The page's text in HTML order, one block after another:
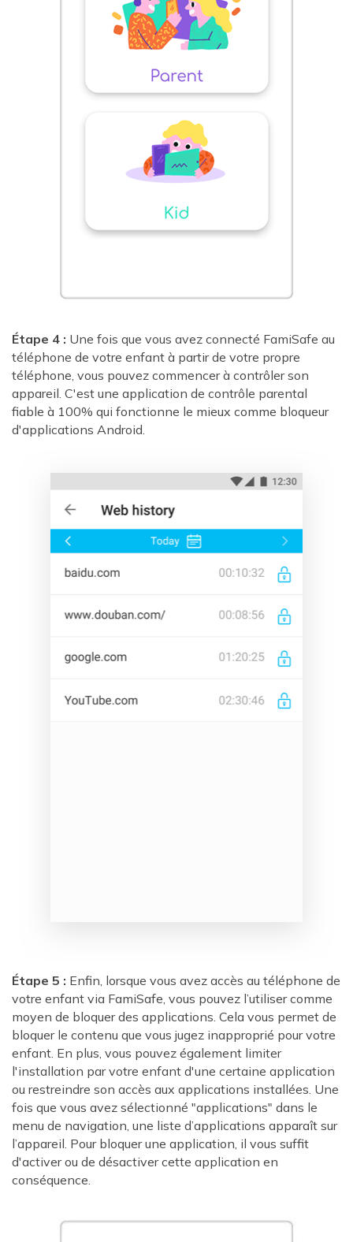
Étape 4 : Une fois que vous avez connecté FamiSafe au
téléphone de votre enfant à partir de votre propre
téléphone, vous pouvez commencer à contrôler son
appareil. C'est une application de contrôle parental
fiable à 100% qui fonctionne le mieux comme bloqueur
d'applications Android.
Étape 5 : Enfin, lorsque vous avez accès au téléphone de
votre enfant via FamiSafe, vous pouvez l’utiliser comme
moyen de bloquer des applications. Cela vous permet de
bloquer le contenu que vous jugez inapproprié pour votre
enfant. En plus, vous pouvez également limiter
l'installation par votre enfant d'une certaine application
ou restreindre son accès aux applications installées. Une
fois que vous avez sélectionné "applications" dans le
menu de navigation, une liste d’applications apparaît sur
l’appareil. Pour bloquer une application, il vous suffit
d'activer ou de désactiver cette application en
conséquence.